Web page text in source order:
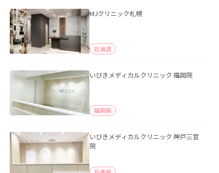
MJクリニック札幌
北海道
いびきメディカルクリニック 福岡院
福岡県
いびきメディカルクリニック 神戸三宮
院